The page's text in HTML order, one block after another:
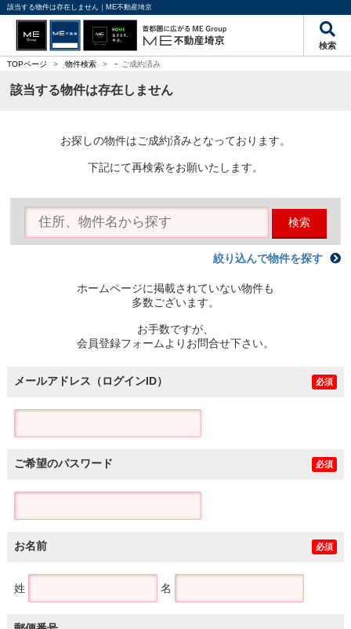
該当する物件は存在しません｜ME不動産埼京
検索
TOPページ > 物件検索 > - ご成約済み
該当する物件は存在しません
お探しの物件はご成約済みとなっております。
下記にて再検索をお願いたします。
検索
絞り込んで物件を探す
ホームページに掲載されていない物件も
多数ございます。
お手数ですが、
会員登録フォームよりお問合せ下さい。
メールアドレス（ログインID） 必須
ご希望のパスワード 必須
お名前 必須
姓 名